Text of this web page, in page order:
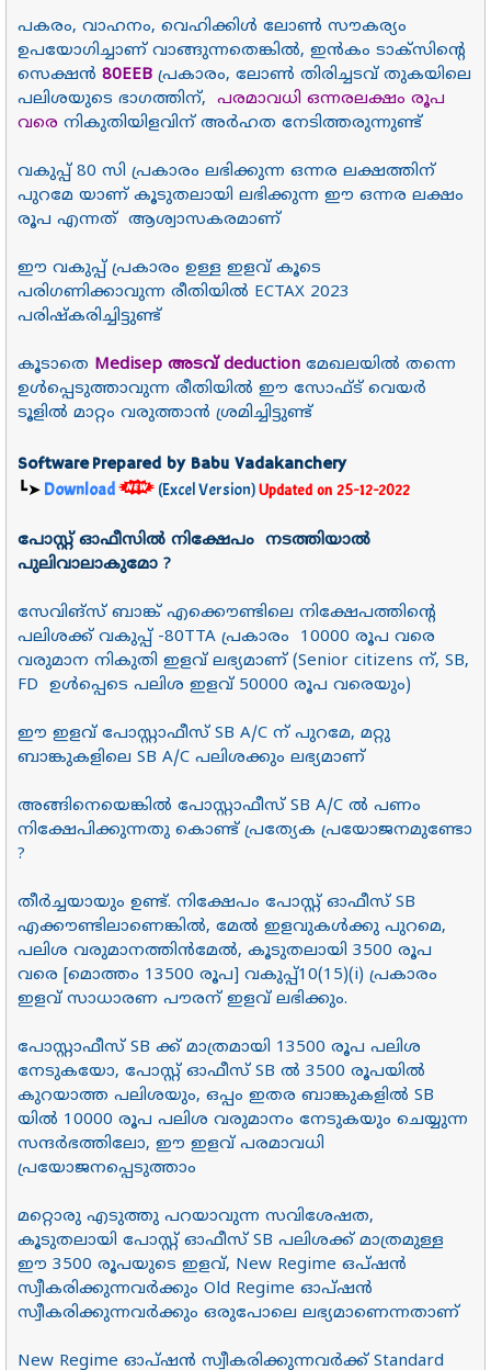
പകരം, വാഹനം, വെഹിക്കിൾ ലോൺ സൗകര്യം
ഉപയോഗിച്ചാണ് വാങ്ങുന്നതെങ്കിൽ, ഇൻകം ടാക്സിൻ്റെ
സെക്ഷൻ 80EEB പ്രകാരം, ലോൺ തിരിച്ചടവ് തുകയിലെ
പലിശയുടെ ഭാഗത്തിന്, പരമാവധി ഒന്നരലക്ഷം രൂപ
വരെ നികുതിയിളവിന് അർഹത നേടിത്തരുന്നുണ്ട്
വകുപ്പ് 80 സി പ്രകാരം ലഭിക്കുന്ന ഒന്നര ലക്ഷത്തിന്
പുറമേ യാണ് കൂടുതലായി ലഭിക്കുന്ന ഈ ഒന്നര ലക്ഷം
രൂപ എന്നത് ആശ്വാസകരമാണ്
ഈ വകുപ്പ് പ്രകാരം ഉള്ള ഇളവ് കൂടെ
പരിഗണിക്കാവുന്ന രീതിയിൽ ECTAX 2023
പരിഷ്കരിച്ചിട്ടുണ്ട്
കൂടാതെ Medisep അടവ് deduction മേഖലയിൽ തന്നെ
ഉൾപ്പെടുത്താവുന്ന രീതിയിൽ ഈ സോഫ്ട് വെയർ
ടൂളിൽ മാറ്റം വരുത്താൻ ശ്രമിച്ചിട്ടുണ്ട്
Software Prepared by Babu Vadakanchery
┗➤ Download (Excel Version) Updated on 25-12-2022
പോസ്റ്റ് ഓഫീസിൽ നിക്ഷേപം നടത്തിയാൽ
പുലിവാലാകുമോ ?
സേവിങ്സ് ബാങ്ക് എക്കൌണ്ടിലെ നിക്ഷേപത്തിൻ്റെ
പലിശക്ക് വകുപ്പ് -80TTA പ്രകാരം 10000 രൂപ വരെ
വരുമാന നികുതി ഇളവ് ലഭ്യമാണ് (Senior citizens ന്, SB,
FD ഉൾപ്പെടെ പലിശ ഇളവ് 50000 രൂപ വരെയും)
ഈ ഇളവ് പോസ്റ്റാഫീസ് SB A/C ന് പുറമേ, മറ്റു
ബാങ്കുകളിലെ SB A/C പലിശക്കും ലഭ്യമാണ്
അങ്ങിനെയെങ്കിൽ പോസ്റ്റാഫീസ് SB A/C ൽ പണം
നിക്ഷേപിക്കുന്നതു കൊണ്ട് പ്രത്യേക പ്രയോജനമുണ്ടോ
?
തീർച്ചയായും ഉണ്ട്. നിക്ഷേപം പോസ്റ്റ് ഓഫീസ് SB
എക്കൗണ്ടിലാണെങ്കിൽ, മേൽ ഇളവുകൾക്കു പുറമെ,
പലിശ വരുമാനത്തിൻമേൽ, കൂടുതലായി 3500 രൂപ
വരെ [മൊത്തം 13500 രൂപ] വകുപ്പ്10(15)(i) പ്രകാരം
ഇളവ് സാധാരണ പൗരന് ഇളവ് ലഭിക്കും.
പോസ്റ്റാഫീസ് SB ക്ക് മാത്രമായി 13500 രൂപ പലിശ
നേടുകയോ, പോസ്റ്റ് ഓഫീസ് SB ൽ 3500 രൂപയിൽ
കുറയാത്ത പലിശയും, ഒപ്പം ഇതര ബാങ്കുകളിൽ SB
യിൽ 10000 രൂപ പലിശ വരുമാനം നേടുകയും ചെയ്യുന്ന
സന്ദർഭത്തിലോ, ഈ ഇളവ് പരമാവധി
പ്രയോജനപ്പെടുത്താം
മറ്റൊരു എടുത്തു പറയാവുന്ന സവിശേഷത,
കൂടുതലായി പോസ്റ്റ് ഓഫീസ് SB പലിശക്ക് മാത്രമുള്ള
ഈ 3500 രൂപയുടെ ഇളവ്, New Regime ഒപ്ഷൻ
സ്വീകരിക്കുന്നവർക്കും Old Regime ഓപ്ഷൻ
സ്വീകരിക്കുന്നവർക്കും ഒരുപോലെ ലഭ്യമാണെന്നതാണ്
New Regime ഓപ്ഷൻ സ്വീകരിക്കുന്നവർക്ക് Standard